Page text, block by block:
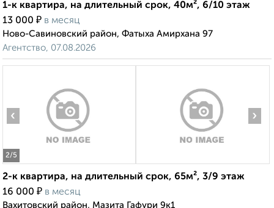
1-к квартира, на длительный срок, 40м², 6/10 этаж
13 000 ₽ в месяц
Ново-Савиновский район, Фатыха Амирхана 97
Агентство, 07.08.2026
2/5
‹ ›
2-к квартира, на длительный срок, 65м², 3/9 этаж
16 000 ₽ в месяц
Вахитовский район, Мазита Гафури 9к1